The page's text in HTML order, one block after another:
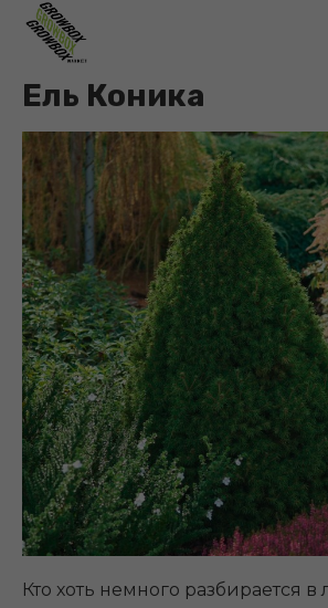
Ель Коника
Кто хоть немного разбирается